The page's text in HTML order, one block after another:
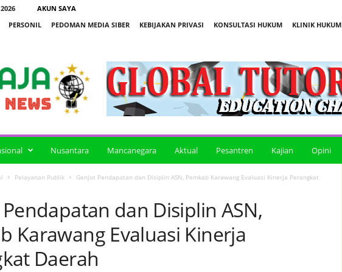
AKUN SAYA
PERSONIL PEDOMAN MEDIA SIBER KEBIJAKAN PRIVASI KONSULTASI HUKUM KLINIK HUKUM
Nusantara Mancanegara Aktual Pesantren Kajian Opini
Pelayanan Publik
Genjot Pendapatan dan Disiplin ASN, Pemkab Karawang Evaluasi Kinerja Perangkat
dan Disiplin ASN,
Karawang Evaluasi Kinerja
Daerah